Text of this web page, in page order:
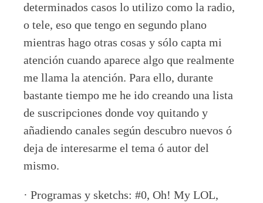
determinados casos lo utilizo como la radio,
o tele, eso que tengo en segundo plano
mientras hago otras cosas y sólo capta mi
atención cuando aparece algo que realmente
me llama la atención. Para ello, durante
bastante tiempo me he ido creando una lista
de suscripciones donde voy quitando y
añadiendo canales según descubro nuevos ó
deja de interesarme el tema ó autor del
mismo.
· Programas y sketchs: #0, Oh! My LOL,